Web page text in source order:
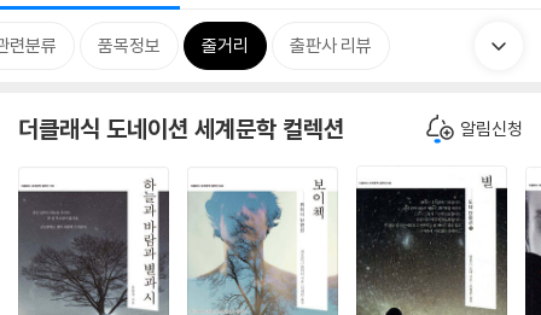
련분류 품목정보 줄거리 출판사 리뷰
더클래식 도네이션 세계문학 컬렉션 알림신청